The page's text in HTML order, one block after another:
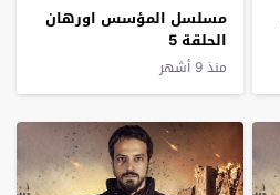
مسلسل المؤسس اورهان
الحلقة 5
منذ 9 أشهر